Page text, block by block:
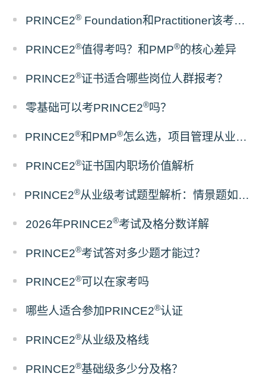
PRINCE2®Foundation和Practitioner该考哪一级？
PRINCE2®值得考吗？和PMP®的核心差异
PRINCE2®证书适合哪些岗位人群报考？
零基础可以考PRINCE2®吗？
PRINCE2®和PMP®怎么选，项目管理从业者报考指南
PRINCE2®证书国内职场价值解析
PRINCE2®从业级考试题型解析：情景题如何考察项目管理实战能力
2026年PRINCE2®考试及格分数详解
PRINCE2®考试答对多少题才能过？
PRINCE2®可以在家考吗
哪些人适合参加PRINCE2®认证
PRINCE2®从业级及格线
PRINCE2®基础级多少分及格？